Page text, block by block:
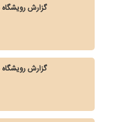
گزارش رویشگاه
گزارش رویشگاه